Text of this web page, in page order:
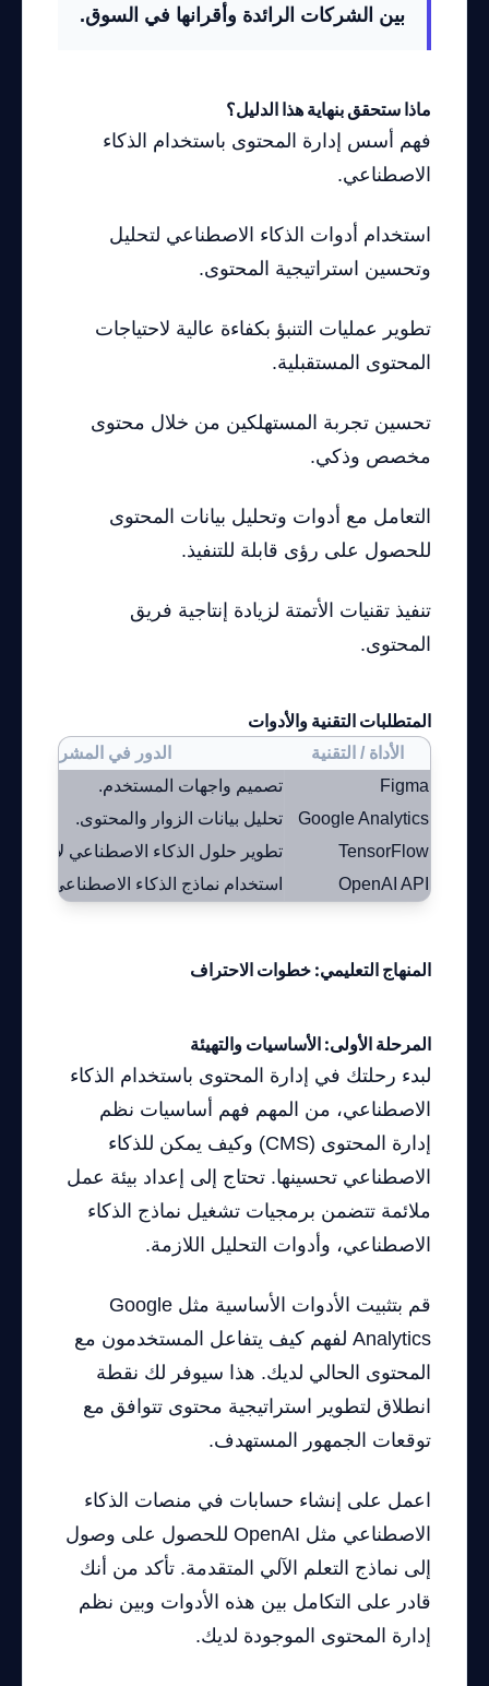
بين الشركات الرائدة وأقرانها في السوق.
ماذا ستحقق بنهاية هذا الدليل؟
فهم أسس إدارة المحتوى باستخدام الذكاء
الاصطناعي.
استخدام أدوات الذكاء الاصطناعي لتحليل
وتحسين استراتيجية المحتوى.
تطوير عمليات التنبؤ بكفاءة عالية لاحتياجات
المحتوى المستقبلية.
تحسين تجربة المستهلكين من خلال محتوى
مخصص وذكي.
التعامل مع أدوات وتحليل بيانات المحتوى
للحصول على رؤى قابلة للتنفيذ.
تنفيذ تقنيات الأتمتة لزيادة إنتاجية فريق
المحتوى.
المتطلبات التقنية والأدوات
الأداة / التقنية
الدور في المشروع
Figma
تصميم واجهات المستخدم.
Google Analytics
تحليل بيانات الزوار والمحتوى.
TensorFlow
تطوير حلول الذكاء الاصطناعي لإدارة
OpenAI API
استخدام نماذج الذكاء الاصطناعي.
المنهاج التعليمي: خطوات الاحتراف
المرحلة الأولى: الأساسيات والتهيئة
لبدء رحلتك في إدارة المحتوى باستخدام الذكاء
الاصطناعي، من المهم فهم أساسيات نظم
إدارة المحتوى (CMS) وكيف يمكن للذكاء
الاصطناعي تحسينها. تحتاج إلى إعداد بيئة عمل
ملائمة تتضمن برمجيات تشغيل نماذج الذكاء
الاصطناعي، وأدوات التحليل اللازمة.
قم بتثبيت الأدوات الأساسية مثل Google
Analytics لفهم كيف يتفاعل المستخدمون مع
المحتوى الحالي لديك. هذا سيوفر لك نقطة
انطلاق لتطوير استراتيجية محتوى تتوافق مع
توقعات الجمهور المستهدف.
اعمل على إنشاء حسابات في منصات الذكاء
الاصطناعي مثل OpenAI للحصول على وصول
إلى نماذج التعلم الآلي المتقدمة. تأكد من أنك
قادر على التكامل بين هذه الأدوات وبين نظم
إدارة المحتوى الموجودة لديك.